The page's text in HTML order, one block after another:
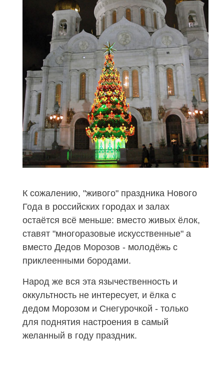
К сожалению, "живого" праздника Нового
Года в российских городах и залах
остаётся всё меньше: вместо живых ёлок,
ставят "многоразовые искусственные" а
вместо Дедов Морозов - молодёжь с
приклеенными бородами.
Народ же вся эта язычественность и
оккультность не интересует, и ёлка с
дедом Морозом и Снегурочкой - только
для поднятия настроения в самый
желанный в году праздник.